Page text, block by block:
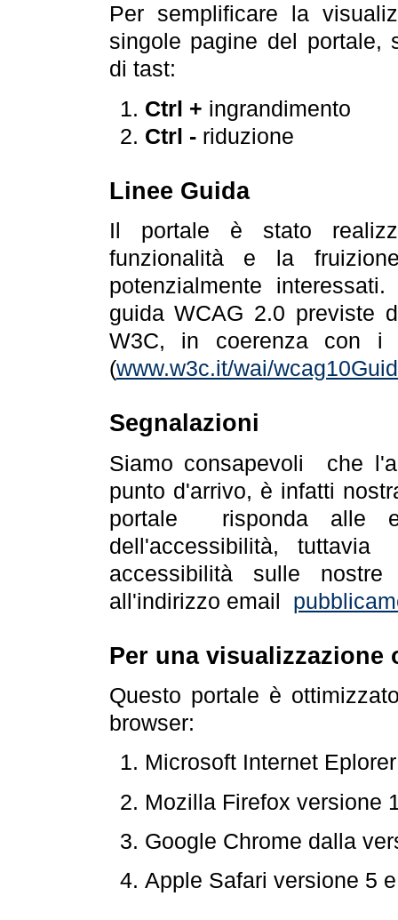
Per semplificare la
singole pagine del portale,
di tast:
Ctrl + ingrandimento
Ctrl -riduzione
Linee Guida
Il portale è stato
funzionalità e la
potenzialmente
guida WCAG 2.0 previste
W3C, in coerenza con i
(www.w3c.it/wai/
Segnalazioni
Siamo consapevoli che
punto d'arrivo, è infatti
portale risponda alle
dell'accessibilità,
accessibilità sulle
all'indirizzo email
Per una visualizzazione
Questo portale è
browser:
Microsoft Internet
Mozilla Firefox versione
Google Chrome dalla
Apple Safari versione 5